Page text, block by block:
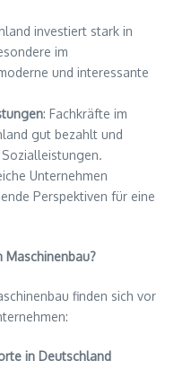
investiert stark in
im
und interessante
: Fachkräfte im
gut bezahlt und
Unternehmen
Perspektiven für eine
Maschinenbau?
finden sich vor
in Deutschland